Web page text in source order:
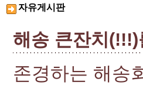
자유게시판
해송 큰잔치
존경하는 해송